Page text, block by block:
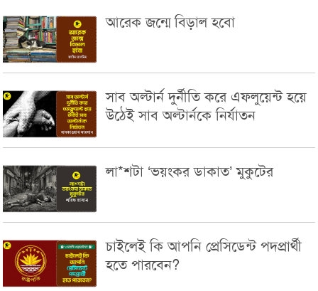
আরেক জন্মে বিড়াল হবো
সাব অল্টার্ন দুর্নীতি করে এফলুয়েন্ট হয়ে
উঠেই সাব অল্টার্নকে নির্যাতন
লা*শটা ‘ভয়ংকর ডাকাত’ মুকুটের
চাইলেই কি আপনি প্রেসিডেন্ট পদপ্রার্থী
হতে পারবেন?